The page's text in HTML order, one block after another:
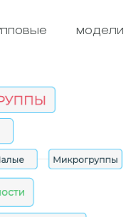
модели